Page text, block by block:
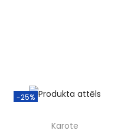
-25%
Karote